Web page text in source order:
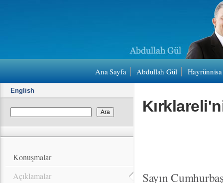
Ana Sayfa Abdullah Gül
English
Konuşmalar
Açıklamalar
Sayın